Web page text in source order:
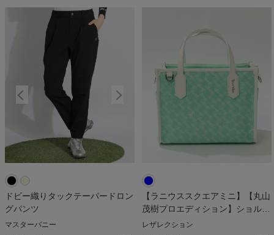
ドビー織りタックテーパードロン
グパンツ
マスターバニー
【ラニウススクエアミニ】【丸山
茂樹プロエディション】ショルダ
ー付きロゴ総柄カートバッグ
レザレクション